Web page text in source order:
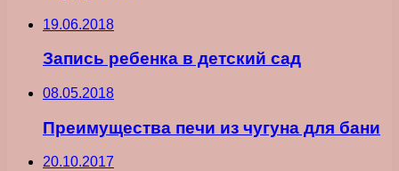
19.06.2018
Запись ребенка в детский сад
08.05.2018
Преимущества печи из чугуна для бани
20.10.2017